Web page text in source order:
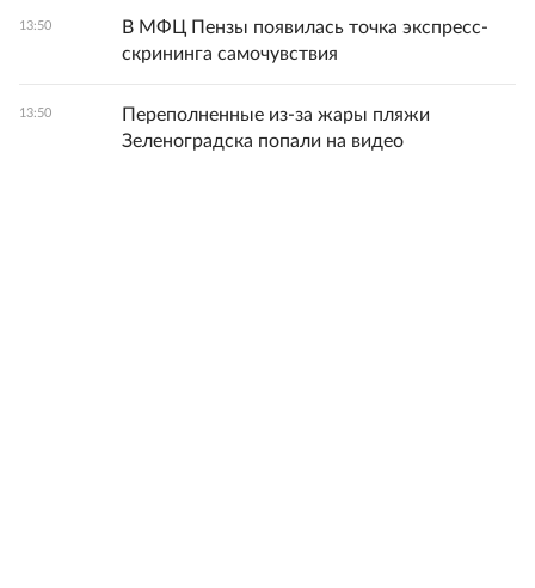
13:50
В МФЦ Пензы появилась точка экспресс-
скрининга самочувствия
13:50
Переполненные из-за жары пляжи
Зеленоградска попали на видео